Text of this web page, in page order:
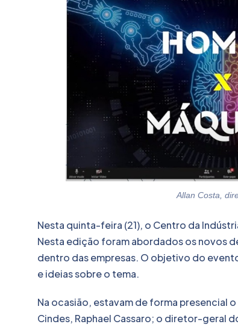
Allan Costa,
Nesta quinta-feira (21), o Centro da
Nesta edição foram abordados os novos
dentro das empresas. O objetivo do
e ideias sobre o tema.
Na ocasião, estavam de forma presencial
Cindes, Raphael Cassaro; o diretor-geral